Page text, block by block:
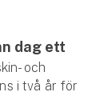
dag ett
och
i två år för